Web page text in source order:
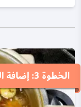
الخطوة 3: إضافة الفواكه المجففة